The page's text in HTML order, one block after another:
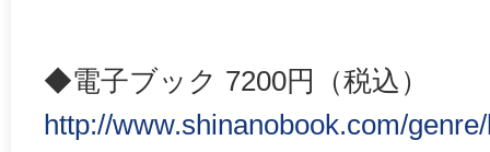
◆電子ブック 7200円（税込）
http://www.shinanobook.com/